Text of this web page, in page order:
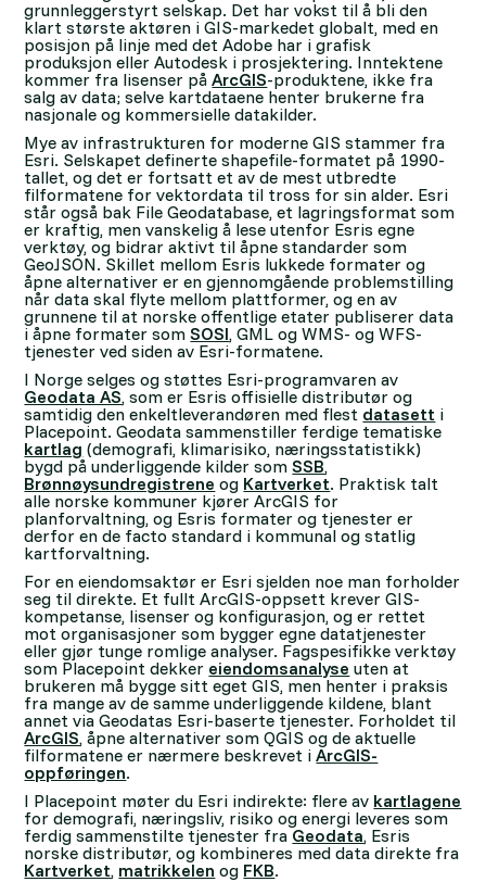
grunnleggerstyrt selskap. Det har vokst til å bli den
klart største aktøren i GIS-markedet globalt, med en
posisjon på linje med det Adobe har i grafisk
produksjon eller Autodesk i prosjektering. Inntektene
kommer fra lisenser påArcGIS-produktene, ikke fra
salg av data; selve kartdataene henter brukerne fra
nasjonale og kommersielle datakilder.
Mye av infrastrukturen for moderne GIS stammer fra
Esri. Selskapet definerte shapefile-formatet på 1990-
tallet, og det er fortsatt et av de mest utbredte
filformatene for vektordata til tross for sin alder. Esri
står også bak File Geodatabase, et lagringsformat som
er kraftig, men vanskelig å lese utenfor Esris egne
verktøy, og bidrar aktivt til åpne standarder som
GeoJSON. Skillet mellom Esris lukkede formater og
åpne alternativer er en gjennomgående problemstilling
når data skal flyte mellom plattformer, og en av
grunnene til at norske offentlige etater publiserer data
i åpne formater somSOSI, GML og WMS- og WFS-
tjenester ved siden av Esri-formatene.
I Norge selges og støttes Esri-programvaren av
Geodata AS, som er Esris offisielle distributør og
samtidig den enkeltleverandøren med flest datasett i
Placepoint. Geodata sammenstiller ferdige tematiske
kartlag (demografi, klimarisiko, næringsstatistikk)
bygd på underliggende kilder somSSB,
Brønnøysundregistrene og Kartverket. Praktisk talt
alle norske kommuner kjører ArcGIS for
planforvaltning, og Esris formater og tjenester er
derfor en de facto standard i kommunal og statlig
kartforvaltning.
For en eiendomsaktør er Esri sjelden noe man forholder
seg til direkte. Et fullt ArcGIS-oppsett krever GIS-
kompetanse, lisenser og konfigurasjon, og er rettet
mot organisasjoner som bygger egne datatjenester
eller gjør tunge romlige analyser. Fagspesifikke verktøy
som Placepoint dekker eiendomsanalyse uten at
brukeren må bygge sitt eget GIS, men henter i praksis
fra mange av de samme underliggende kildene, blant
annet via Geodatas Esri-baserte tjenester. Forholdet til
ArcGIS, åpne alternativer som QGIS og de aktuelle
filformatene er nærmere beskrevet iArcGIS-
oppføringen.
I Placepoint møter du Esri indirekte: flere av kartlagene
for demografi, næringsliv, risiko og energi leveres som
ferdig sammenstilte tjenester fra Geodata, Esris
norske distributør, og kombineres med data direkte fra
Kartverket, matrikkelen og FKB.